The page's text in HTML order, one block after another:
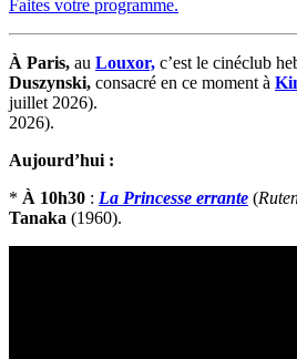
Faites votre programme.
À Paris, au Louxor, c’est le cinéclub
Duszynski, consacré en ce moment à
juillet 2026).
2026).
Aujourd’hui :
* À 10h30 : La Princesse errante (
Tanaka (1960).